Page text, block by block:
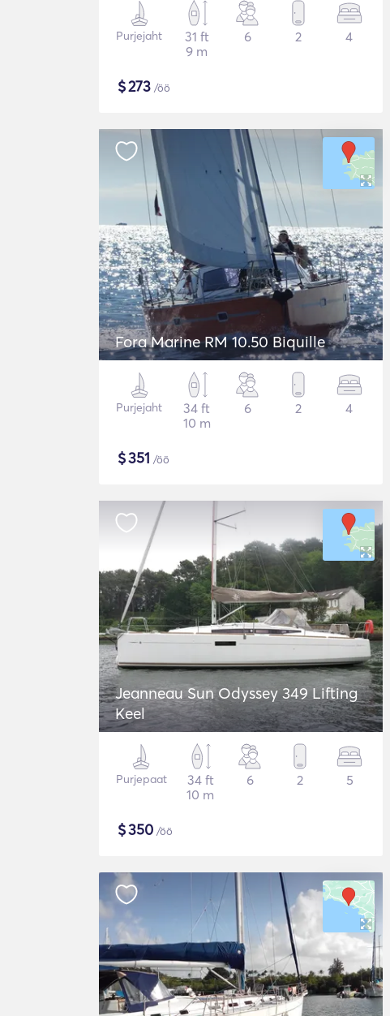
Purjejaht
31 ft
9 m
6 2 4
$273 /öö
Fora Marine RM 10.50 Biquille
Purjejaht
34 ft
10 m
6 2 4
$351 /öö
Jeanneau Sun Odyssey 349 Lifting
Keel
Purjepaat
34 ft
10 m
6 2 5
$350 /öö